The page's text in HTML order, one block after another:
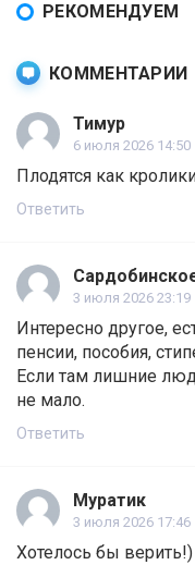
РЕКОМЕНДУЕМ
КОММЕНТАРИИ
Тимур
6 июля 2026 14:50
Плодятся как
Ответить
3 июля 2026 23:19
Интересно другое,
пенсии, пособия,
Если там лишние
не мало.
Ответить
Муратик
3 июля 2026 17:46
Хотелось бы верить!)